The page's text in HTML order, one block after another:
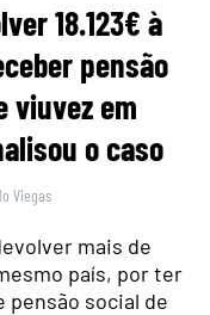
18.123€ à
pensão
viuvez em
o caso
Viegas
mais de
país, por ter
pensão social de